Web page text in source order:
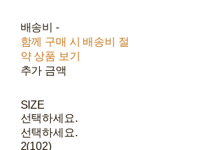
배송비 -
함께 구매 시 배송비 절
약 상품 보기
추가 금액
SIZE
선택하세요.
선택하세요.
2(102)